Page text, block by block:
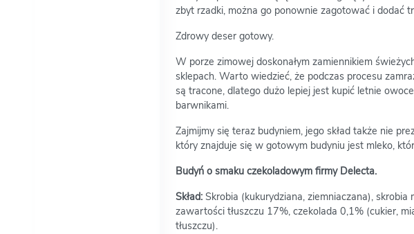
zbyt rzadki, można go ponownie zagotować i dodać
Zdrowy deser gotowy.
W porze zimowej doskonałym zamiennikiem
sklepach. Warto wiedzieć, że podczas procesu
są tracone, dlatego dużo lepiej jest kupić letnie
barwnikami.
Zajmijmy się teraz budyniem, jego skład także nie
który znajduje się w gotowym budyniu jest mleko,
Budyń o smaku czekoladowym firmy Delecta.
Skład: Skrobia (kukurydziana, ziemniaczana),
zawartości tłuszczu 17%, czekolada 0,1% (cukier,
tłuszczu).